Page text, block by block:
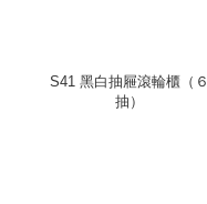
S41 黑白抽屜滾輪櫃（６
抽）